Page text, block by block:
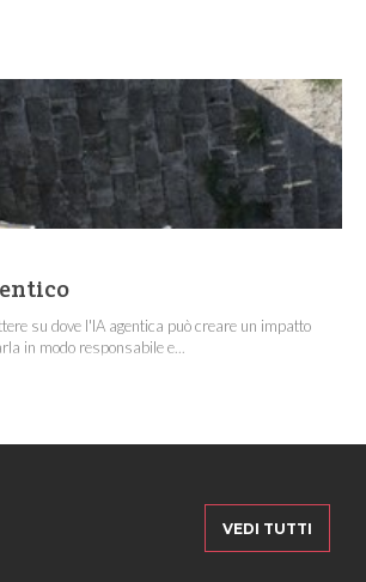
su dove l'IA agentica può creare un impatto
in modo responsabile e...
VEDI TUTTI